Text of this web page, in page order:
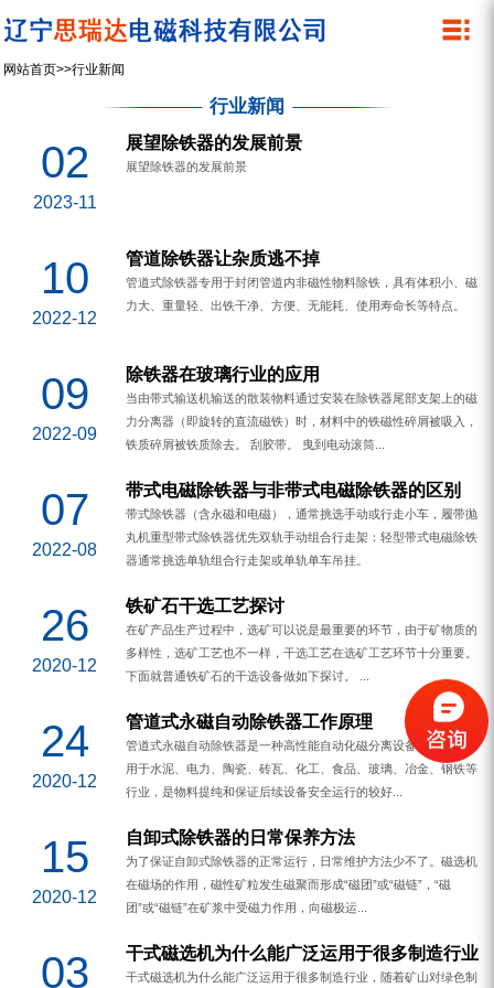
关于我们
产品中心
螺旋除铁器
网站首页>>行业新闻
行业新闻
02
2023-11
展望除铁器的发展前景
展望除铁器的发展前景
10
2022-12
管道除铁器让杂质逃不掉
管道式除铁器专用于封闭管道内非磁性物料除铁，具有体积小、磁
力大、重量轻、出铁干净、方便、无能耗、使用寿命长等特点。
09
2022-09
除铁器在玻璃行业的应用
当由带式输送机输送的散装物料通过安装在除铁器尾部支架上的磁
力分离器（即旋转的直流磁铁）时，材料中的铁磁性碎屑被吸入，
铁质碎屑被铁质除去。 刮胶带。 曳到电动滚筒...
07
2022-08
带式电磁除铁器与非带式电磁除铁器的区别
带式除铁器（含永磁和电磁），通常挑选手动或行走小车，履带抛
丸机重型带式除铁器优先双轨手动组合行走架：轻型带式电磁除铁
器通常挑选单轨组合行走架或单轨单车吊挂。
26
2020-12
铁矿石干选工艺探讨
在矿产品生产过程中，选矿可以说是最重要的环节，由于矿物质的
多样性，选矿工艺也不一样，干选工艺在选矿工艺环节十分重要。
下面就普通铁矿石的干选设备做如下探讨。 ...
24
2020-12
管道式永磁自动除铁器工作原理
管道式永磁自动除铁器是一种高性能自动化磁分离设备，可广泛应
用于水泥、电力、陶瓷、砖瓦、化工、食品、玻璃、冶金、钢铁等
行业，是物料提纯和保证后续设备安全运行的较好...
15
2020-12
自卸式除铁器的日常保养方法
为了保证自卸式除铁器的正常运行，日常维护方法少不了。磁选机
在磁场的作用，磁性矿粒发生磁聚而形成“磁团”或“磁链”，“磁
团”或“磁链”在矿浆中受磁力作用，向磁极运...
03 干式磁选机为什么能广泛运用于很多制造行业
干式磁选机为什么能广泛运用于很多制造行业，随着矿山对绿色制